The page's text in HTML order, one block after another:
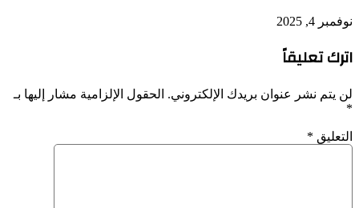
نوفمبر 4, 2025
اترك تعليقاً
لن يتم نشر عنوان بريدك الإلكتروني. الحقول الإلزامية مشار إليها بـ
*
التعليق *